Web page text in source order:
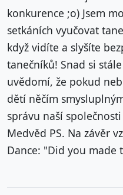
konkurence ;o) Jsem
setkáních vyučovat
když vidíte a slyšíte
tanečníků! Snad si
uvědomí, že pokud
dětí něčím
správu naší
Medvěd PS. Na závěr
Dance: "Did you made